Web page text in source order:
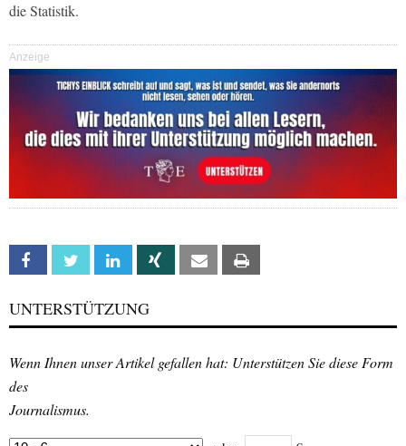
die Statistik.
Anzeige
Facebook Twitter Linkedin Xing Email
UNTERSTÜTZUNG
Wenn Ihnen unser Artikel gefallen hat: Unterstützen Sie diese Form
des
Journalismus.